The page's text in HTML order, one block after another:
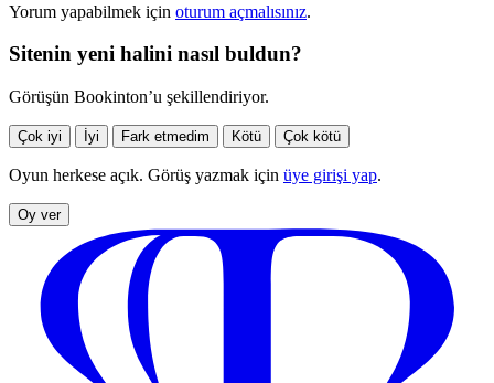
Yorum yapabilmek için oturum açmalısınız.
Sitenin yeni halini nasıl buldun?
Görüşün Bookinton’u şekillendiriyor.
Çok iyi İyi Fark etmedim Kötü Çok kötü
Oyun herkese açık. Görüş yazmak için üye girişi yap.
Oy ver